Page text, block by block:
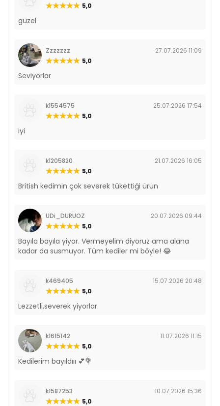
5,0
güzel
Zzzzzzz
27.07.2026 11:09
5,0
Seviyorlar
k1554575
25.07.2026 17:54
5,0
iyi
k1205820
21.07.2026 16:05
5,0
British kedimin çok severek tükettiği ürün
UDi_DURUOZ
20.07.2026 09:44
5,0
Bayıla bayıla yiyor. Vermeyelim diyoruz ama alana
kadar da susmuyor. Tüm kediler mi böyle! 😂
k469405
15.07.2026 20:48
5,0
Lezzetli,severek yiyorlar.
k1615142
11.07.2026 11:15
5,0
Kedilerim bayıldııı 💕💐
k1587253
10.07.2026 15:36
5,0